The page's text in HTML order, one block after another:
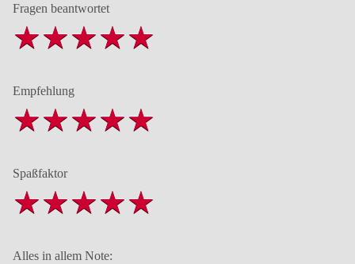
Fragen beantwortet
Empfehlung
Spaßfaktor
Alles in allem Note: